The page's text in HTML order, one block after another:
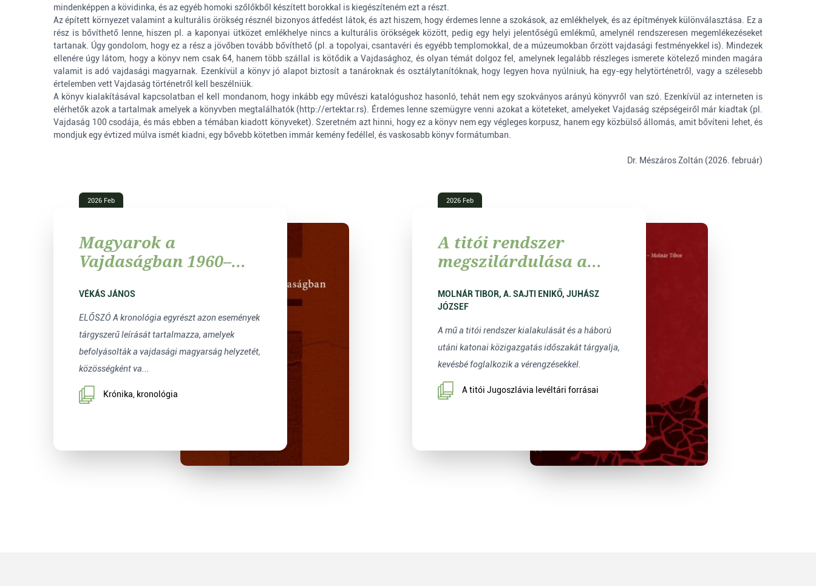
mindenképpen a kövidinka, és az egyéb homoki szőlőkből készített borokkal is kiegészíteném ezt a részt.
Az épített környezet valamint a kulturális örökség résznél bizonyos átfedést látok, és azt hiszem, hogy érdemes lenne a szokások, az emlékhelyek, és az építmények különválasztása. Ez a
rész is bővíthető lenne, hiszen pl. a kaponyai ütközet emlékhelye nincs a kulturális örökségek között, pedig egy helyi jelentőségű emlékmű, amelynél rendszeresen megemlékezéseket
tartanak. Úgy gondolom, hogy ez a rész a jövőben tovább bővíthető (pl. a topolyai, csantavéri és egyébb templomokkal, de a múzeumokban őrzött vajdasági festményekkel is). Mindezek
ellenére úgy látom, hogy a könyv nem csak 64, hanem több szállal is kötődik a Vajdasághoz, és olyan témát dolgoz fel, amelynek legalább részleges ismerete kötelező minden magára
valamit is adó vajdasági magyarnak. Ezenkívül a könyv jó alapot biztosít a tanároknak és osztálytanítóknak, hogy legyen hova nyúlniuk, ha egy-egy helytörténetről, vagy a szélesebb
értelemben vett Vajdaság történetről kell beszélniük.
A könyv kialakításával kapcsolatban el kell mondanom, hogy inkább egy művészi katalógushoz hasonló, tehát nem egy szokványos arányú könyvről van szó. Ezenkívül az interneten is
elérhetők azok a tartalmak amelyek a könyvben megtalálhatók (http://ertektar.rs). Érdemes lenne szemügyre venni azokat a köteteket, amelyeket Vajdaság szépségeiről már kiadtak (pl.
Vajdaság 100 csodája, és más ebben a témában kiadott könyveket). Szeretném azt hinni, hogy ez a könyv nem egy végleges korpusz, hanem egy közbülső állomás, amit bővíteni lehet, és
mondjuk egy évtized múlva ismét kiadni, egy bővebb kötetben immár kemény fedéllel, és vaskosabb könyv formátumban.
Dr. Mészáros Zoltán (2026. február)
2026 Feb
Magyarok a
Vajdaságban 1960–
VÉKÁS JÁNOS
ELŐSZÓ A kronológia egyrészt azon események
tárgyszerű leírását tartalmazza, amelyek
befolyásolták a vajdasági magyarság helyzetét,
közösségként va...
Krónika, kronológia
2026 Feb
A titói rendszer
megszilárdulása a
1955) / Konsolidacija
Titovog režima na
Potisju (1945–1955)
MOLNÁR TIBOR, A. SAJTI ENIKŐ, JUHÁSZ
JÓZSEF
A mű a titói rendszer kialakulását és a háború
utáni katonai közigazgatás időszakát tárgyalja,
kevésbé foglalkozik a vérengzésekkel.
A titói Jugoszlávia levéltári forrásai